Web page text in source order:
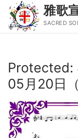
content
雅歌
SACRED
Search
主页
主日讲道
Protected:
05月20日